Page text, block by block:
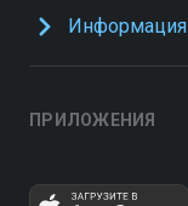
Информация
ПРИЛОЖЕНИЯ